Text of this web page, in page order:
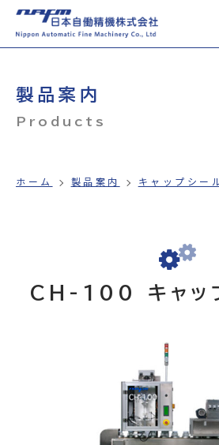
製品案内
Products
ホーム 製品案内 キャップシー
CH-100 キャッ